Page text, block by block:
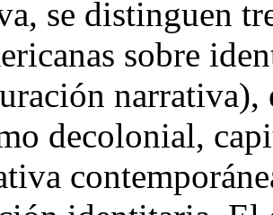
se distinguen
sobre
decolonial,